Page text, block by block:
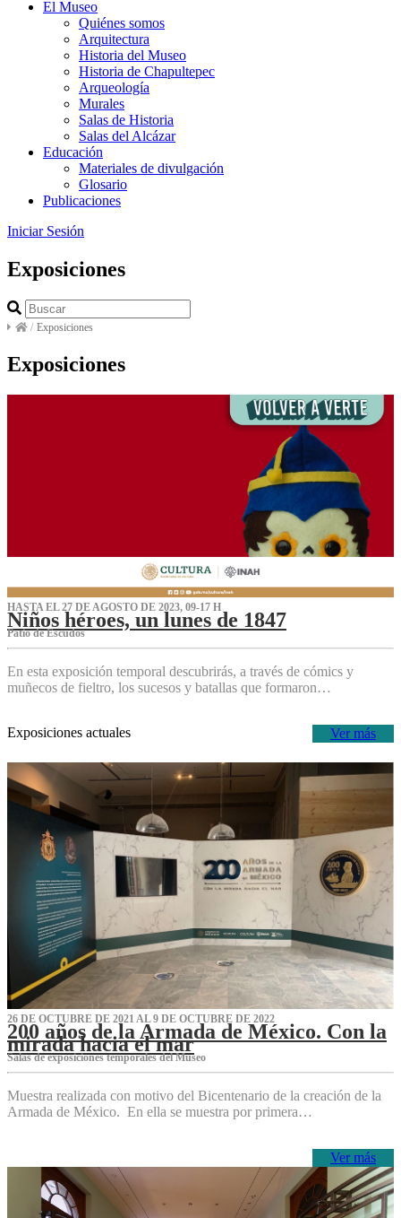
El Museo
Quiénes somos
Arquitectura
Historia del Museo
Historia de Chapultepec
Arqueología
Murales
Salas de Historia
Salas del Alcázar
Educación
Materiales de divulgación
Glosario
Publicaciones
Iniciar Sesión
Exposiciones
/ Exposiciones
Exposiciones
HASTA EL 27 DE AGOSTO DE 2023, 09-17 H
Niños héroes, un lunes de 1847
Patio de Escudos
En esta exposición temporal descubrirás, a través de cómics y
muñecos de fieltro, los sucesos y batallas que formaron…
Ver más
Exposiciones actuales
26 DE OCTUBRE DE 2021 AL 9 DE OCTUBRE DE 2022
200 años de la Armada de México. Con la
mirada hacia el mar
Salas de exposiciones temporales del Museo‌
Muestra realizada con motivo del Bicentenario de la creación de la
Armada de México. En ella se muestra por primera…
Ver más